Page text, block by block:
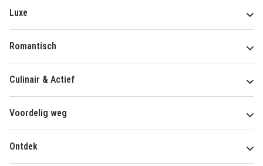
Luxe
Romantisch
Culinair & Actief
Voordelig weg
Ontdek